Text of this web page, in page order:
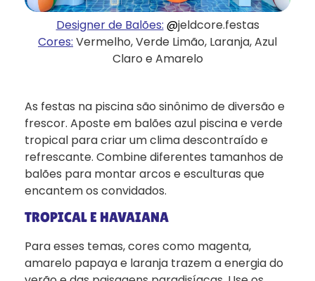
Designer de Balões: @jeldcore.festas
Cores: Vermelho, Verde Limão, Laranja, Azul
Claro e Amarelo
As festas na piscina são sinônimo de diversão e
frescor. Aposte em balões azul piscina e verde
tropical para criar um clima descontraído e
refrescante. Combine diferentes tamanhos de
balões para montar arcos e esculturas que
encantem os convidados.
TROPICAL E HAVAIANA
Para esses temas, cores como magenta,
amarelo papaya e laranja trazem a energia do